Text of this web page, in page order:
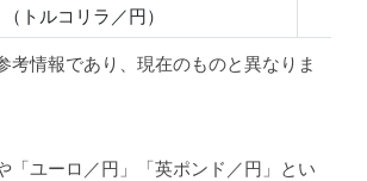
（トルコリラ／円）
考情報であり、現在のものと異なりま
「ユーロ／円」「英ポンド／円」とい